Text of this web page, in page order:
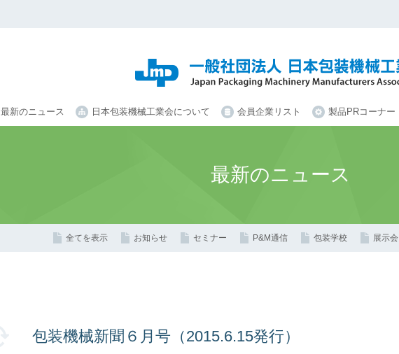
最新のニュース 日本包装機械工業会について 会員企業リスト 製品PRコーナー
最新のニュース
全てを表示 お知らせ セミナー P&M通信 包装学校 展示会
包装機械新聞６月号（2015.6.15発行）